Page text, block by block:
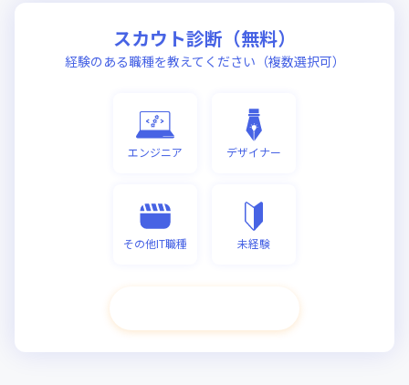
スカウト診断（無料）
経験のある職種を教えてください（複数選択可）
エンジニア デザイナー
その他IT職種 未経験